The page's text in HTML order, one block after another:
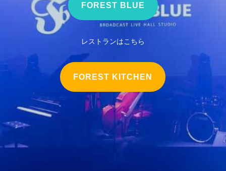
FOREST BLUE
レストランはこちら
FOREST KITCHEN